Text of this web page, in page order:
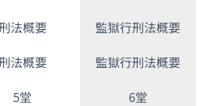
法概要 監獄行刑法概要
法概要 監獄行刑法概要
5堂 6堂